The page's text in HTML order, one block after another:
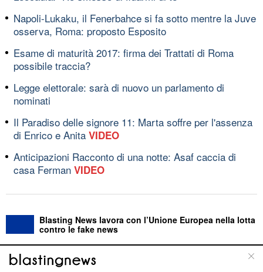
Napoli-Lukaku, il Fenerbahce si fa sotto mentre la Juve
osserva, Roma: proposto Esposito
Esame di maturità 2017: firma dei Trattati di Roma
possibile traccia?
Legge elettorale: sarà di nuovo un parlamento di
nominati
Il Paradiso delle signore 11: Marta soffre per l'assenza
di Enrico e Anita VIDEO
Anticipazioni Racconto di una notte: Asaf caccia di
casa Ferman VIDEO
Blasting News lavora con l’Unione Europea nella lotta
contro le fake news
ABOUT LINEA EDITORIALE